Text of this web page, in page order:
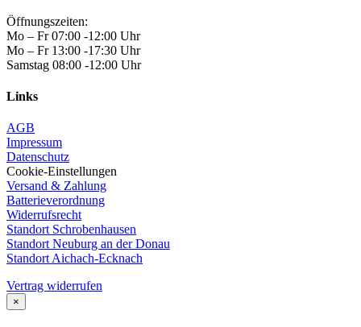
Öffnungszeiten:
Mo – Fr 07:00 -12:00 Uhr
Mo – Fr 13:00 -17:30 Uhr
Samstag 08:00 -12:00 Uhr
Links
AGB
Impressum
Datenschutz
Cookie-Einstellungen
Versand & Zahlung
Batterieverordnung
Widerrufsrecht
Standort Schrobenhausen
Standort Neuburg an der Donau
Standort Aichach-Ecknach
Vertrag widerrufen
×